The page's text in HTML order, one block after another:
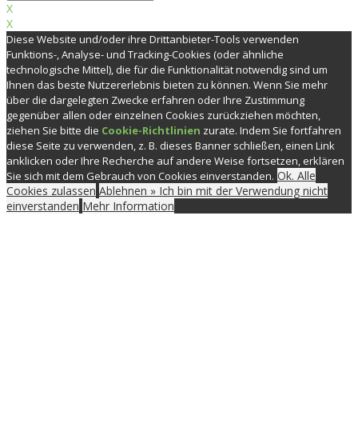
X
X
Diese Website und/oder ihre Drittanbieter-Tools verwenden
Funktions-, Analyse- und Tracking-Cookies (oder ähnliche
technologische Mittel), die für die Funktionalität notwendig sind um
Ihnen das beste Nutzererlebnis bieten zu können. Wenn Sie mehr
über die dargelegten Zwecke erfahren oder Ihre Zustimmung
gegenüber allen oder einzelnen Cookies zurückziehen möchten,
ziehen Sie bitte die Cookie-Richtlinien zurate. Indem Sie fortfahren
diese Seite zu verwenden, z. B. dieses Banner schließen, einen Link
anklicken oder Ihre Recherche auf andere Weise fortsetzen, erklären
Sie sich mit dem Gebrauch von Cookies einverstanden. Ok. Alle
Cookies zulassen Ablehnen » Ich bin mit der Verwendung nicht
einverstanden Mehr Information